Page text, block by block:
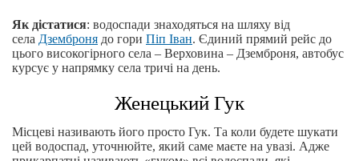
Як дістатися: водоспади знаходяться на шляху від
села Дземброня до гори Піп Іван. Єдиний прямий рейс до
цього високогірного села – Верховина – Дземброня, автобус
курсує у напрямку села тричі на день.
Женецький Гук
Місцеві називають його просто Гук. Та коли будете шукати
цей водоспад, уточнюйте, який саме маєте на увазі. Адже